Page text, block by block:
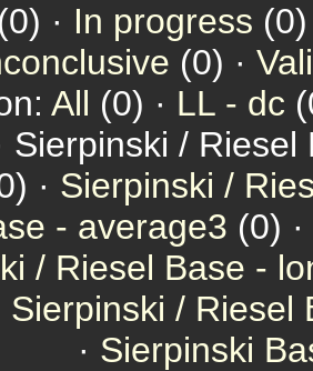
(0) · In progress
(0) ·
All (0) · LL - dc
Sierpinski /
· Sierpinski /
- average3 (0) ·
/ Riesel Base -
Sierpinski / Riesel
· Sierpinski